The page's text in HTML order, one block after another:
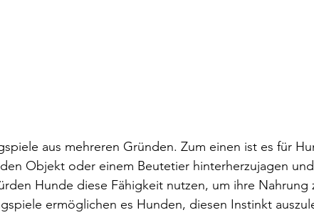
aus mehreren Gründen. Zum einen ist es für
Objekt oder einem Beutetier hinterherzujagen
Hunde diese Fähigkeit nutzen, um ihre Nahrung
ermöglichen es Hunden, diesen Instinkt